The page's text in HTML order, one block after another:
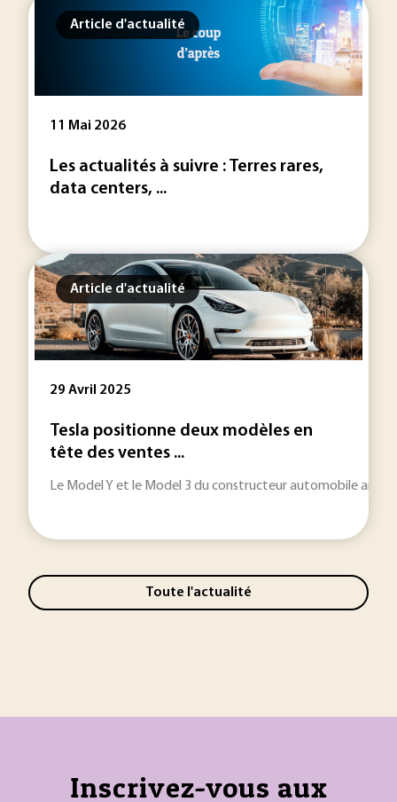
Article d'actualité
11 Mai 2026
Les actualités à suivre : Terres rares,
data centers, ...
Article d'actualité
29 Avril 2025
Tesla positionne deux modèles en
tête des ventes ...
Le Model Y et le Model 3 du constructeur automobile
Toute l'actualité
Inscrivez-vous aux